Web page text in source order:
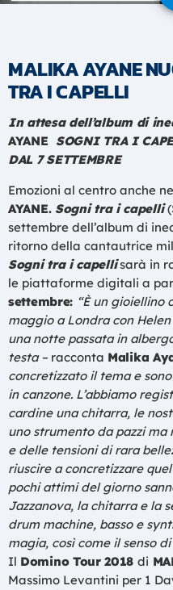
MALIKA AYANE
TRA I CAPELLI
In attesa dell’album di
AYANE SOGNI TRA I
DAL 7 SETTEMBRE
Emozioni al centro anche
AYANE. Sogni tra i capelli
settembre dell’album di
ritorno della cantautrice
Sogni tra i capellisarà in
le piattaforme digitali a
settembre: “È un gioiellino
maggio a Londra con
una notte passata in
testa – racconta Malika
concretizzato il tema e
in canzone. L’abbiamo
cardine una chitarra, le
uno strumento da pazzi
e delle tensioni di rara
riuscire a concretizzare
pochi attimi del giorno
Jazzanova, la chitarra e la
drum machine, basso e
magia, così come il senso
Il Domino Tour 2018 di
Massimo Levantini per 1